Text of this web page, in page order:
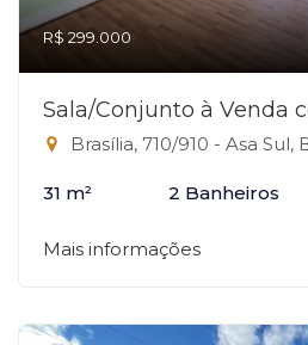
R$ 299.000
Sala/Conjunto à Venda
Brasília, 710/910 - Asa Sul,
31 m² 2 Banheiros
Mais informações